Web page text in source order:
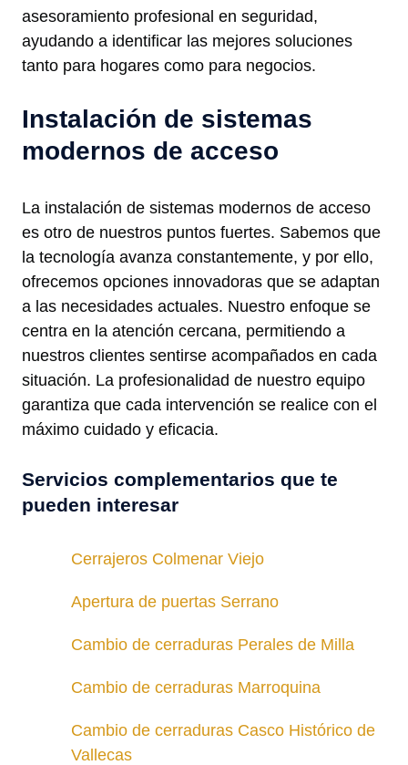
asesoramiento profesional en seguridad,
ayudando a identificar las mejores soluciones
tanto para hogares como para negocios.
Instalación de sistemas
modernos de acceso
La instalación de sistemas modernos de acceso
es otro de nuestros puntos fuertes. Sabemos que
la tecnología avanza constantemente, y por ello,
ofrecemos opciones innovadoras que se adaptan
a las necesidades actuales. Nuestro enfoque se
centra en la atención cercana, permitiendo a
nuestros clientes sentirse acompañados en cada
situación. La profesionalidad de nuestro equipo
garantiza que cada intervención se realice con el
máximo cuidado y eficacia.
Servicios complementarios que te
pueden interesar
Cerrajeros Colmenar Viejo
Apertura de puertas Serrano
Cambio de cerraduras Perales de Milla
Cambio de cerraduras Marroquina
Cambio de cerraduras Casco Histórico de
Vallecas